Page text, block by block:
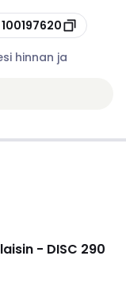
100197620
hinnan ja
- DISC 290